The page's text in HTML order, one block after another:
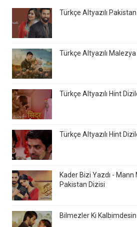
Türkçe Altyazılı
Türkçe Altyazılı
Türkçe Altyazılı Hint
Türkçe Altyazılı Hint
Kader Bizi Yazdı -
Pakistan Dizisi
Bilmezler Ki